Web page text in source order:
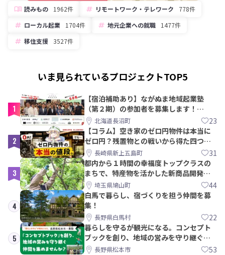
読みもの 1962件 リモートワーク・テレワーク
778件
ローカル起業
1704件 地元企業への就職
1477件
移住支援 3527件
いま見られているプロジェクトTOP5
1
【宿泊補助あり】ながぬま地域起業塾
（第２期）の参加者を募集します！
【8/21〆】
北海道長沼町 23
2
【コラム】空き家のゼロ円物件は本当に
ゼロ円？残置物との戦いから得た四つの
教訓｜新上五島町
長崎県新上五島町 31
3
都内から１時間の幸福度トップクラスの
まちで、特産物を活かした新商品開発＆
PRメンバー募集！
埼玉県鳩山町 44
4
白馬で暮らし、宿づくりを担う仲間を募
集！
長野県白馬村 22
5
暮らしを守るが観光になる。コンセプト
ブックを創り、地域の営みを守り継ぐ仲
間を集めませんか？
長野県松本市 53